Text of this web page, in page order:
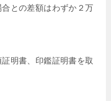
との差額はわずか２万
明書、印鑑証明書を取